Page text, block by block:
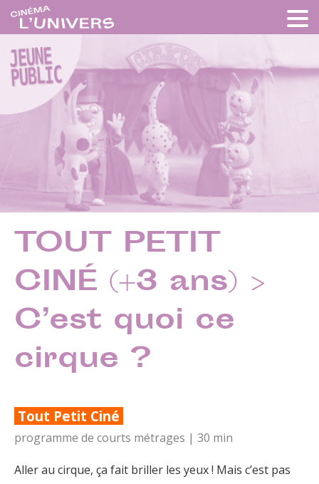
TOUT PETIT
CINÉ (+3 ans) >
C’est quoi ce
cirque ?
Tout Petit Ciné
programme de courts métrages | 30 min
Aller au cirque, ça fait briller les yeux ! Mais c’est pas